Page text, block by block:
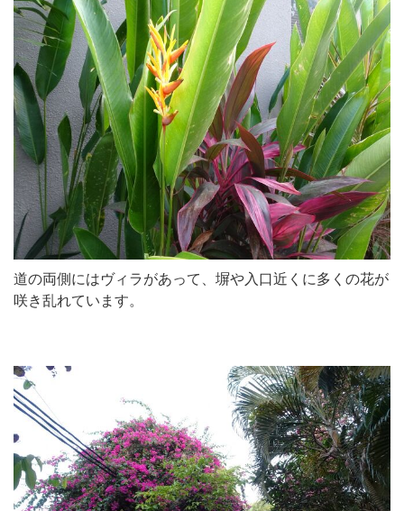
道の両側にはヴィラがあって、塀や入口近くに多くの花が
咲き乱れています。